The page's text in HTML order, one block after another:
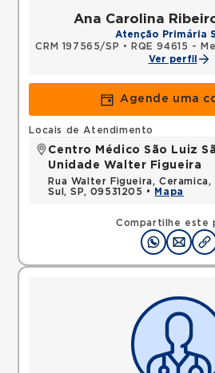
Ana Carolina
Atenção Primária
CRM 197565/SP •
RQE 94615 -
Ver perfil
Agende uma
Compartilhe este
Locais de Atendimento
Centro Médico São Luiz
Unidade Walter Figueira
Rua Walter Figueira,
Sul, SP, 09531205 •
Mapa